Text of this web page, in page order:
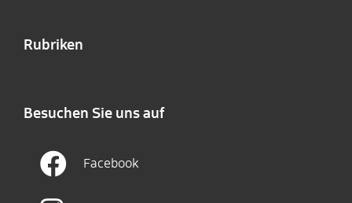
Rubriken
Besuchen Sie uns auf
Facebook